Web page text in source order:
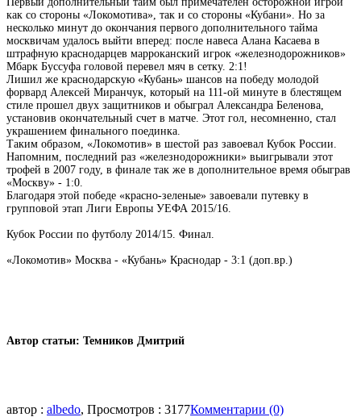
как со стороны «Локомотива», так и со стороны «Кубани». Но за
несколько минут до окончания первого дополнительного тайма
москвичам удалось выйти вперед: после навеса Алана Касаева в
штрафную краснодарцев марроканский игрок «железнодорожников»
Мбарк Буссуфа головой перевел мяч в сетку. 2:1!
Лишил же краснодарскую «Кубань» шансов на победу молодой
форвард Алексей Миранчук, который на 111-ой минуте в блестящем
стиле прошел двух защитников и обыграл Александра Беленова,
установив окончательный счет в матче. Этот гол, несомненно, стал
украшением финального поединка.
Таким образом, «Локомотив» в шестой раз завоевал Кубок России.
Напомним, последний раз «железнодорожники» выигрывали этот
трофей в 2007 году, в финале так же в дополнительное время обыграв
«Москву» - 1:0.
Благодаря этой победе «красно-зеленые» завоевали путевку в
групповой этап Лиги Европы УЕФА 2015/16.
Кубок России по футболу 2014/15. Финал.
«Локомотив» Москва - «Кубань» Краснодар - 3:1 (доп.вр.)
Автор статьи: Темников Дмитрий
автор : albedo, Просмотров : 3177Комментарии (0)